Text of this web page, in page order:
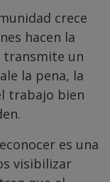
crece
hacen la
transmite un
la pena, la
trabajo bien
es una
visibilizar